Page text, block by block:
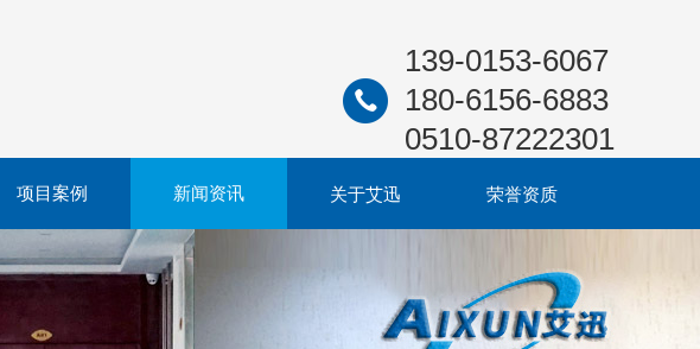
139-0153-6067
180-6156-6883
0510-87222301
项目案例 新闻资讯 关于艾迅 荣誉资质